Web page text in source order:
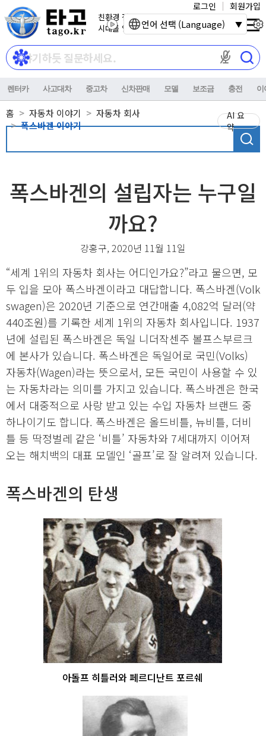
친환경 전기자동차
시대를 열어갑니다.
마이크 권한이
로그인 회원가입
렌터카 사고대차 중고차 신차판매 모델 보조금 충전 이
홈 자동차 이야기
자동차 회사
폭스바겐 이야기
AI 요
약
폭스바겐의 설립자는 누구일
까요?
강홍구, 2020년 11월 11일
“세계 1위의 자동차 회사는 어디인가요?”라고 물으면, 모
두 입을 모아 폭스바겐이라고 대답합니다. 폭스바겐(Volk
swagen)은 2020년 기준으로 연간매출 4,082억 달러(약
440조원)를 기록한 세계 1위의 자동차 회사입니다. 1937
년에 설립된 폭스바겐은 독일 니더작센주 볼프스부르크
에 본사가 있습니다. 폭스바겐은 독일어로 국민(Volks)
자동차(Wagen)라는 뜻으로서, 모든 국민이 사용할 수 있
는 자동차라는 의미를 가지고 있습니다. 폭스바겐은 한국
에서 대중적으로 사랑 받고 있는 수입 자동차 브랜드 중
하나이기도 합니다. 폭스바겐은 올드비틀, 뉴비틀, 더비
틀 등 딱정벌레 같은 ‘비틀’ 자동차와 7세대까지 이어져
오는 해치백의 대표 모델인 ‘골프’로 잘 알려져 있습니다.
폭스바겐의 탄생
아돌프 히틀러와 페르디난트 포르쉐
언어 선택 (Language)